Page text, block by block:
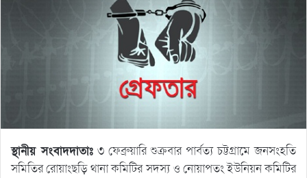
স্থানীয় সংবাদদাতাঃ৩ ফেব্রুয়ারি শুক্রবার পার্বত্য চট্টগ্রামে জনসংহতি
সমিতির রোয়াংছড়ি থানা কমিটির সদস্য ও নোয়াপতং ইউনিয়ন কমিটির